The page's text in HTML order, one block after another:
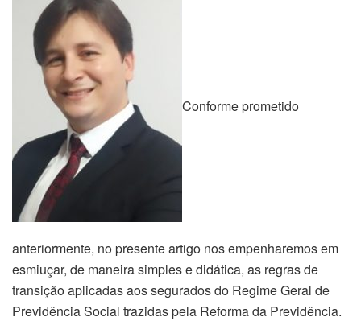
Conforme prometido
anteriormente, no presente artigo nos empenharemos em
esmiuçar, de maneira simples e didática, as regras de
transição aplicadas aos segurados do Regime Geral de
Previdência Social trazidas pela Reforma da Previdência.